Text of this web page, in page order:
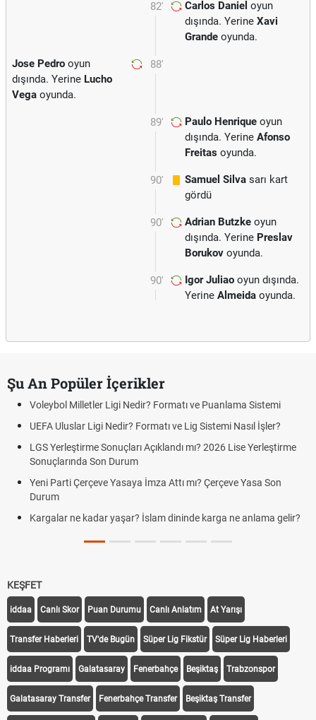
82' Carlos Daniel oyun
dışında. Yerine Xavi
Grande oyunda.
88'
Jose Pedro oyun
dışında. Yerine Lucho
Vega oyunda.
89' Paulo Henrique oyun
dışında. Yerine Afonso
Freitas oyunda.
90' Samuel Silva sarı kart
gördü
90' Adrian Butzke oyun
dışında. Yerine Preslav
Borukov oyunda.
90' Igor Juliao oyun dışında.
Yerine Almeida oyunda.
Şu An Popüler İçerikler
Voleybol Milletler Ligi Nedir? Formatı ve Puanlama Sistemi
UEFA Uluslar Ligi Nedir? Formatı ve Lig Sistemi Nasıl İşler?
LGS Yerleştirme Sonuçları Açıklandı mı? 2026 Lise Yerleştirme
Sonuçlarında Son Durum
Yeni Parti Çerçeve Yasaya İmza Attı mı? Çerçeve Yasa Son
Durum
Kargalar ne kadar yaşar? İslam dininde karga ne anlama gelir?
KEŞFET
iddaa Canlı Skor Puan Durumu Canlı Anlatım At Yarışı
Transfer Haberleri TV'de Bugün Süper Lig Fikstür Süper Lig Haberleri
iddaa Programı Galatasaray Fenerbahçe Beşiktaş Trabzonspor
Galatasaray Transfer Fenerbahçe Transfer Beşiktaş Transfer